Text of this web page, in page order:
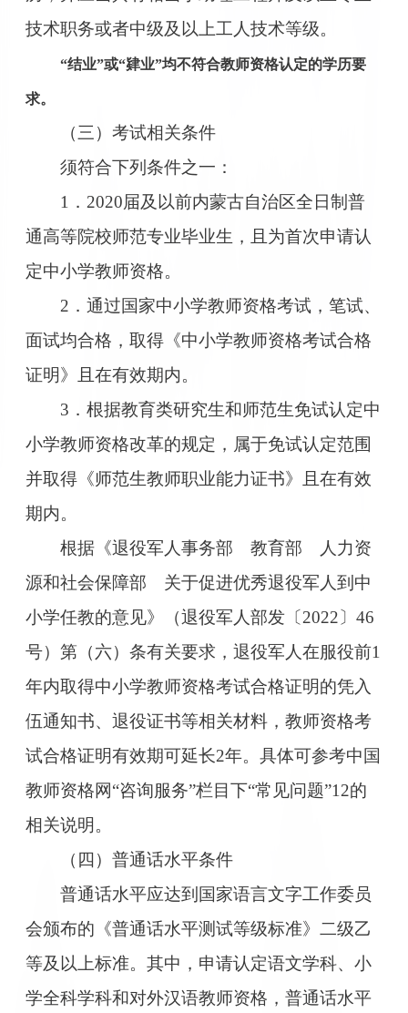
技术职务或者中级及以上工人技术等级。
“结业”或“肄业”均不符合教师资格认定的学历要
求。
（三）考试相关条件
须符合下列条件之一：
1．2020届及以前内蒙古自治区全日制普
通高等院校师范专业毕业生，且为首次申请认
定中小学教师资格。
2．通过国家中小学教师资格考试，笔试、
面试均合格，取得《中小学教师资格考试合格
证明》且在有效期内。
3．根据教育类研究生和师范生免试认定中
小学教师资格改革的规定，属于免试认定范围
并取得《师范生教师职业能力证书》且在有效
期内。
根据《退役军人事务部 教育部 人力资
源和社会保障部 关于促进优秀退役军人到中
小学任教的意见》（退役军人部发〔2022〕46
号）第（六）条有关要求，退役军人在服役前1
年内取得中小学教师资格考试合格证明的凭入
伍通知书、退役证书等相关材料，教师资格考
试合格证明有效期可延长2年。具体可参考中国
教师资格网“咨询服务”栏目下“常见问题”12的
相关说明。
（四）普通话水平条件
普通话水平应达到国家语言文字工作委员
会颁布的《普通话水平测试等级标准》二级乙
等及以上标准。其中，申请认定语文学科、小
学全科学科和对外汉语教师资格，普通话水平